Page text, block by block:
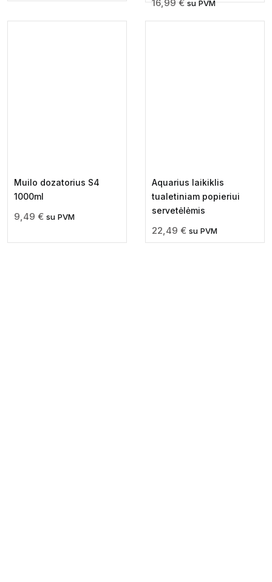
16,99€ su PVM
Muilo dozatorius S4
1000ml
9,49 € su PVM
Aquarius laikiklis
tualetiniam popieriui
servetėlėmis
22,49 € su PVM